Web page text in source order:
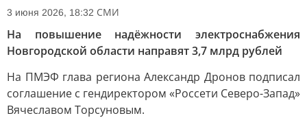
3 июня 2026, 18:32 СМИ
На повышение надёжности электроснабжения
Новгородской области направят 3,7 млрд рублей
На ПМЭФ глава региона Александр Дронов подписал
соглашение с гендиректором «Россети Северо-Запад»
Вячеславом Торсуновым.